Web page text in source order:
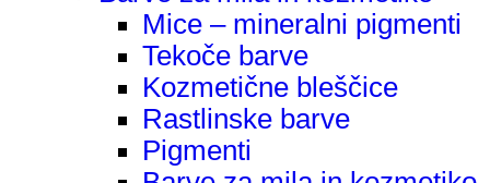
Mice – mineralni pigmenti
Tekoče barve
Kozmetične bleščice
Rastlinske barve
Pigmenti